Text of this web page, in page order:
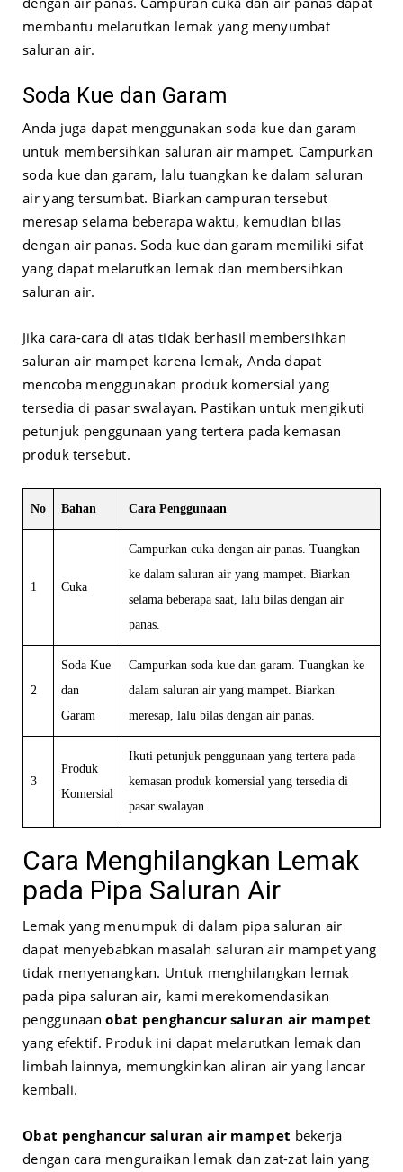
membantu melarutkan lemak yang menyumbat
saluran air.
Soda Kue dan Garam
Anda juga dapat menggunakan soda kue dan garam
untuk membersihkan saluran air mampet. Campurkan
soda kue dan garam, lalu tuangkan ke dalam saluran
air yang tersumbat. Biarkan campuran tersebut
meresap selama beberapa waktu, kemudian bilas
dengan air panas. Soda kue dan garam memiliki sifat
yang dapat melarutkan lemak dan membersihkan
saluran air.
Jika cara-cara di atas tidak berhasil membersihkan
saluran air mampet karena lemak, Anda dapat
mencoba menggunakan produk komersial yang
tersedia di pasar swalayan. Pastikan untuk mengikuti
petunjuk penggunaan yang tertera pada kemasan
produk tersebut.
No Bahan Cara Penggunaan
1 Cuka
Campurkan cuka dengan air panas. Tuangkan
ke dalam saluran air yang mampet. Biarkan
selama beberapa saat, lalu bilas dengan air
panas.
2
Soda Kue
dan
Garam
Campurkan soda kue dan garam. Tuangkan ke
dalam saluran air yang mampet. Biarkan
meresap, lalu bilas dengan air panas.
3
Produk
Komersial
Ikuti petunjuk penggunaan yang tertera pada
kemasan produk komersial yang tersedia di
pasar swalayan.
Cara Menghilangkan Lemak
pada Pipa Saluran Air
Lemak yang menumpuk di dalam pipa saluran air
dapat menyebabkan masalah saluran air mampet yang
tidak menyenangkan. Untuk menghilangkan lemak
pada pipa saluran air, kami merekomendasikan
penggunaanobat penghancur saluran air mampet
yang efektif. Produk ini dapat melarutkan lemak dan
limbah lainnya, memungkinkan aliran air yang lancar
kembali.
Obat penghancur saluran air mampet bekerja
dengan cara menguraikan lemak dan zat-zat lain yang